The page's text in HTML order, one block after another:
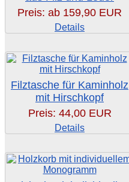
Preis: ab 159,90 EUR
Details
Filztasche für Kaminholz
mit Hirschkopf
Preis: 44,00 EUR
Details